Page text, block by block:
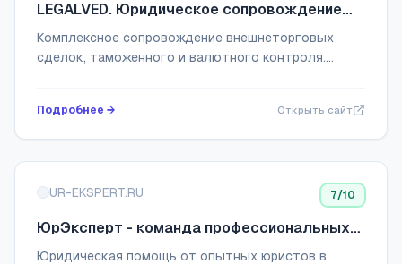
LEGALVED. Юридическое сопровождение
ВЭД под ключ
Комплексное сопровождение внешнеторговых
сделок, таможенного и валютного контроля.
безопасность ваших...
Подробнее → Открыть сайт
UR-EKSPERT.RU 7/10
ЮрЭксперт - команда професcиональных
юристов Кузбасса
Юридическая помощь от опытных юристов в